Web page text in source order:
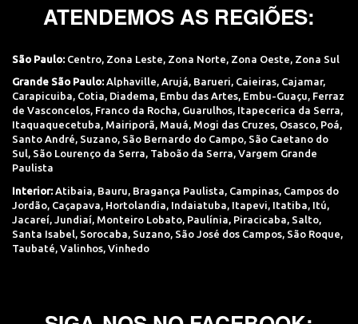
ATENDEMOS AS REGIÕES:
São Paulo: Centro Zona Leste Zona Norte Zona Oeste Zona Sul
Grande São Paulo: Alphaville, Arujá, Barueri, Caieiras, Cajamar,
Carapicuiba, Cotia, Diadema, Embu das Artes, Embu-Guaçu, Ferraz
de Vasconcelos, Franco da Rocha, Guarulhos, Itapecerica da Serra,
Itaquaquecetuba, Mairiporã, Mauá, Mogi das Cruzes, Osasco, Poá,
Santo André, Suzano, São Bernardo do Campo, São Caetano do
Sul, São Lourenço da Serra, Taboão da Serra, Vargem Grande
Paulista
Interior: Atibaia Bauru Bragança Paulista Campinas Campos do
Jordão Caçapava Hortolandia Indaiatuba Itapevi Itatiba Itú
Jacareí
Jundiaí Monteiro Lobato Paulínia Piracicaba Salto
Santa Isabel Sorocaba Suzano São José dos Campos São Roque
Taubaté Valinhos Vinhedo